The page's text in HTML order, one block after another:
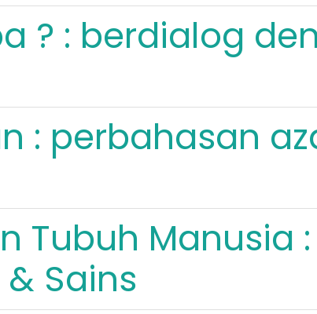
? : berdialog
: perbahasan
Tubuh Manusia
Sains